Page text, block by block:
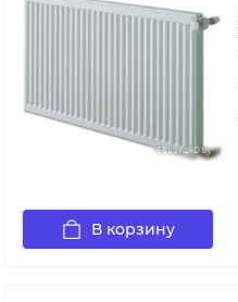
В корзину